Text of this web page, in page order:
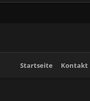
Startseite Kontakt